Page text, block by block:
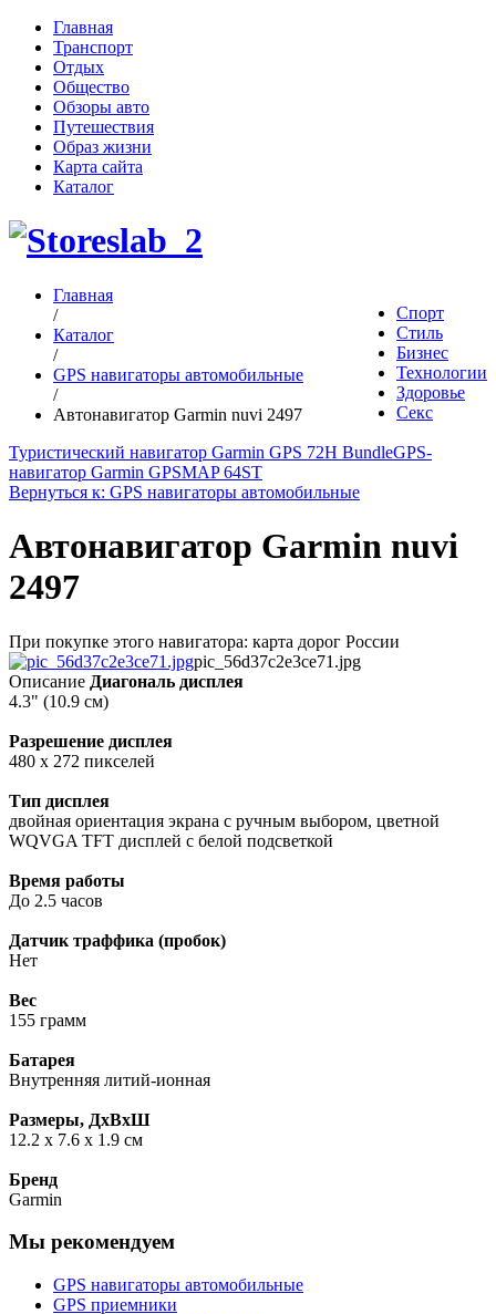
Главная
Транспорт
Отдых
Общество
Обзоры авто
Путешествия
Образ жизни
Карта сайта
Каталог
Спорт
Стиль
Бизнес
Технологии
Здоровье
Секс
Главная
/
Каталог
/
GPS навигаторы автомобильные
/
Автонавигатор Garmin nuvi 2497
Туристический навигатор Garmin GPS 72H BundleGPS-
навигатор Garmin GPSMAP 64ST
Вернуться к: GPS навигаторы автомобильные
Автонавигатор Garmin nuvi
2497
При покупке этого навигатора: карта дорог России
pic_56d37c2e3ce71.jpg
Описание Диагональ дисплея
4.3" (10.9 см)
Разрешение дисплея
480 x 272 пикселей
Тип дисплея
двойная ориентация экрана с ручным выбором, цветной
WQVGA TFT дисплей с белой подсветкой
Время работы
До 2.5 часов
Датчик траффика (пробок)
Нет
Вес
155 грамм
Батарея
Внутренняя литий-ионная
Размеры, ДxВxШ
12.2 x 7.6 x 1.9 см
Бренд
Garmin
Мы рекомендуем
GPS навигаторы автомобильные
GPS приемники